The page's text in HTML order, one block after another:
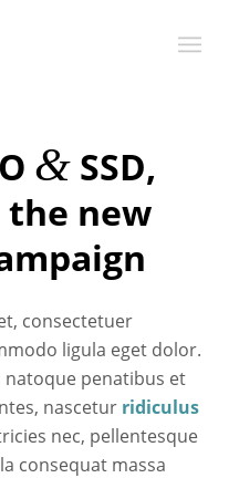
&SSD,
new
consectetuer
ligula eget dolor.
natoque penatibus et
nascetur ridiculus
nec, pellentesque
consequat massa